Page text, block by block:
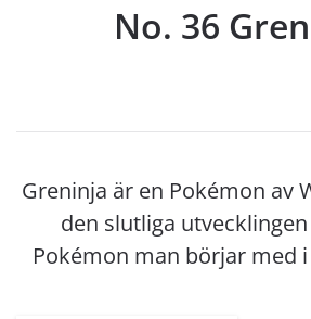
No. 36
Greninja är en Pokémon av
den slutliga
Pokémon man börjar med